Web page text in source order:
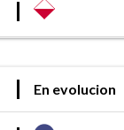
En evolucion